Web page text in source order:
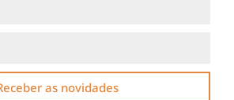
as novidades